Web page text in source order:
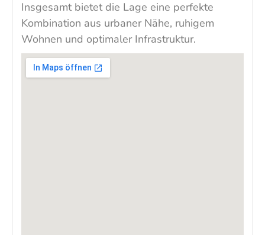
Insgesamt bietet die Lage eine perfekte
Kombination aus urbaner Nähe, ruhigem
Wohnen und optimaler Infrastruktur.